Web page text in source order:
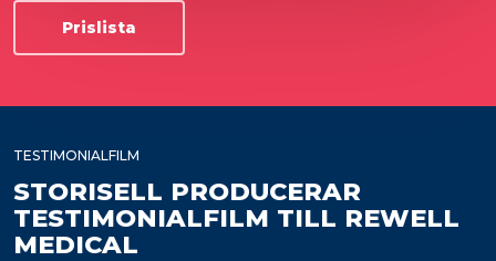
Prislista
TESTIMONIALFILM
STORISELL PRODUCERAR
TESTIMONIALFILM TILL REWELL
MEDICAL